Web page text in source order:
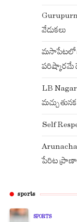
వేడుకలు
మసాపేటలో
పరిష్కారమే
LB
మచ్చు
Self
పేరిట
sports
SPORTS